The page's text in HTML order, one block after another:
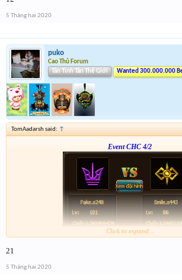
5 Tháng hai 2020
puko
Cao Thủ Forum
Tân Tinh Tân Thế Giới
Wanted 300.000.000
TomAadarsh said: ↑
Event CHC 4/2
Click to expand...
21
5 Tháng hai 2020